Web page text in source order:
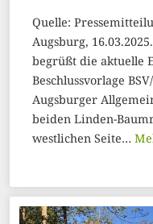
Quelle:
Augsburg,
begrüßt die aktuelle
Beschlussvorlage
Augsburger
beiden Linden-
westlichen Seite…